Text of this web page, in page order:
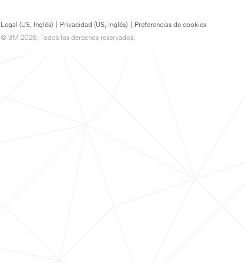
Legal (US, Inglés) Privacidad (US, Inglés)
Preferencias de cookies
© 3M 2026. Todos los derechos reservados..